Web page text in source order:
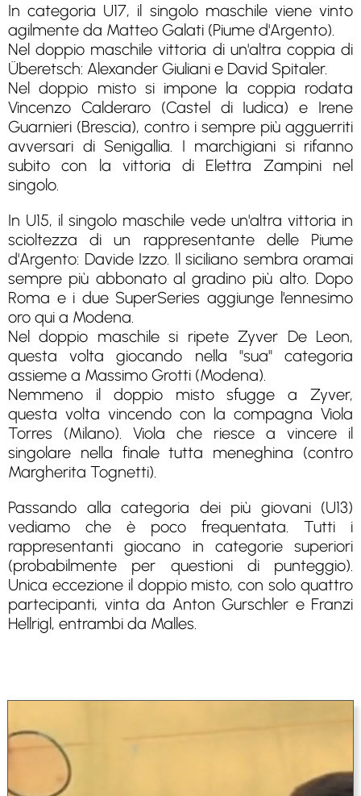
In categoria U17, il singolo maschile viene vinto
agilmente da Matteo Galati (Piume d'Argento).
Nel doppio maschile vittoria di un'altra coppia di
Überetsch: Alexander Giuliani e David Spitaler.
Nel doppio misto si impone la coppia rodata
Vincenzo Calderaro (Castel di Iudica) e Irene
Guarnieri (Brescia), contro i sempre più agguerriti
avversari di Senigallia. I marchigiani si rifanno
subito con la vittoria di Elettra Zampini nel
singolo.
In U15, il singolo maschile vede un'altra vittoria in
scioltezza di un rappresentante delle Piume
d'Argento: Davide Izzo. Il siciliano sembra oramai
sempre più abbonato al gradino più alto. Dopo
Roma e i due SuperSeries aggiunge l'ennesimo
oro qui a Modena.
Nel doppio maschile si ripete Zyver De Leon,
questa volta giocando nella "sua" categoria
assieme a Massimo Grotti (Modena).
Nemmeno il doppio misto sfugge a Zyver,
questa volta vincendo con la compagna Viola
Torres (Milano). Viola che riesce a vincere il
singolare nella finale tutta meneghina (contro
Margherita Tognetti).
Passando alla categoria dei più giovani (U13)
vediamo che è poco frequentata. Tutti i
rappresentanti giocano in categorie superiori
(probabilmente per questioni di punteggio).
Unica eccezione il doppio misto, con solo quattro
partecipanti, vinta da Anton Gurschler e Franzi
Hellrigl, entrambi da Malles.